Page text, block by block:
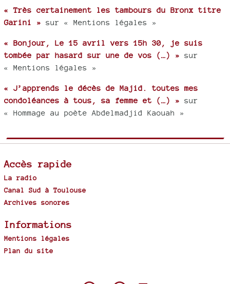
« Très certainement les tambours du Bronx titre
Garini » sur « Mentions légales »
« Bonjour, Le 15 avril vers 15h 30, je suis
tombée par hasard sur une de vos (…) » sur
« Mentions légales »
« J’apprends le décès de Majid. toutes mes
condoléances à tous, sa femme et (…) » sur
« Hommage au poète Abdelmadjid Kaouah »
Accès rapide
La radio
Canal Sud à Toulouse
Archives sonores
Informations
Mentions légales
Plan du site